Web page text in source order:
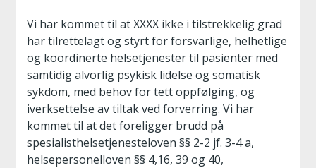
Vi har kommet til at XXXX ikke i tilstrekkelig grad
har tilrettelagt og styrt for forsvarlige, helhetlige
og koordinerte helsetjenester til pasienter med
samtidig alvorlig psykisk lidelse og somatisk
sykdom, med behov for tett oppfølging, og
iverksettelse av tiltak ved forverring. Vi har
kommet til at det foreligger brudd på
spesialisthelsetjenesteloven §§ 2-2 jf. 3-4 a,
helsepersonelloven §§ 4,16, 39 og 40,